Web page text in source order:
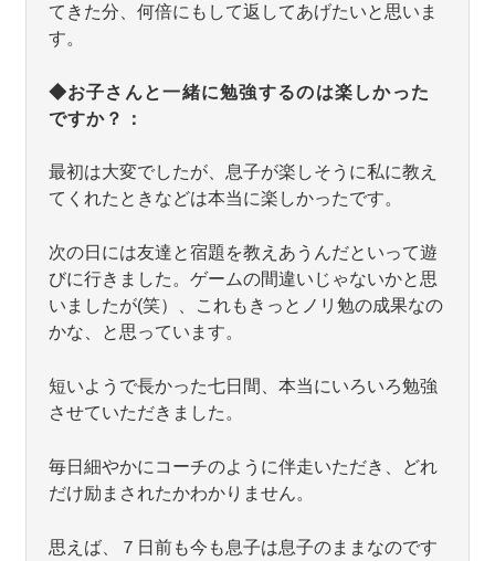
てきた分、何倍にもして返してあげたいと思いま
す。
◆お子さんと一緒に勉強するのは楽しかった
ですか？：
最初は大変でしたが、息子が楽しそうに私に教え
てくれたときなどは本当に楽しかったです。
次の日には友達と宿題を教えあうんだといって遊
びに行きました。ゲームの間違いじゃないかと思
いましたが(笑）、これもきっとノリ勉の成果なの
かな、と思っています。
短いようで長かった七日間、本当にいろいろ勉強
させていただきました。
毎日細やかにコーチのように伴走いただき、どれ
だけ励まされたかわかりません。
思えば、７日前も今も息子は息子のままなのです